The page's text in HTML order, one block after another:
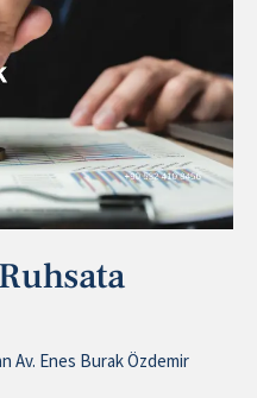
Av. Enes Burak Özdemir